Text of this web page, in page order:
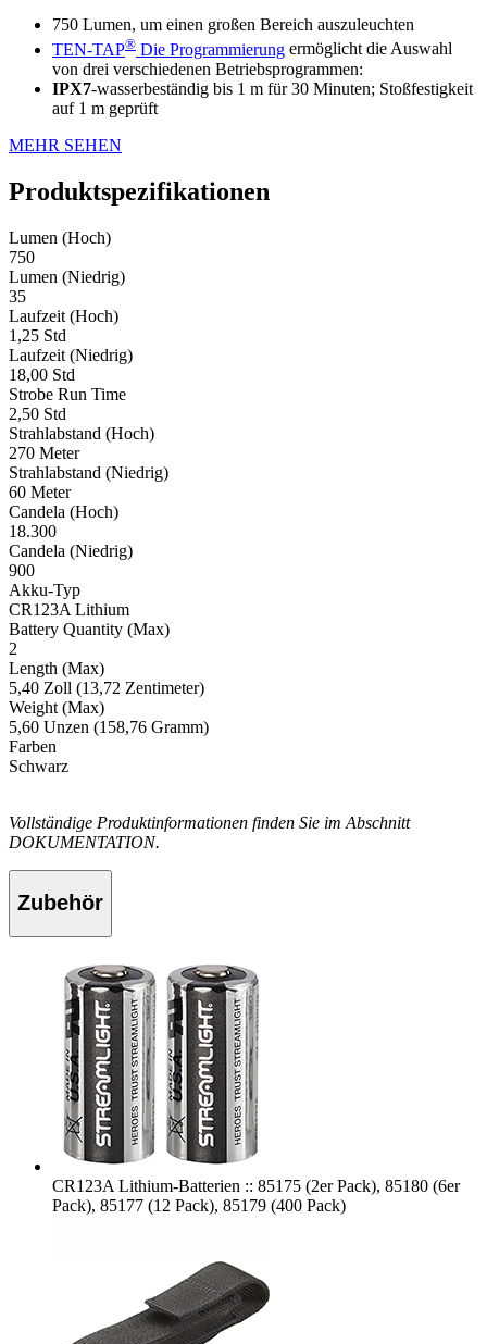
750 Lumen, um einen großen Bereich auszuleuchten
TEN-TAP® Die Programmierung ermöglicht die Auswahl
von drei verschiedenen Betriebsprogrammen:
IPX7-wasserbeständig bis 1 m für 30 Minuten; Stoßfestigkeit
auf 1 m geprüft
MEHR SEHEN
Produktspezifikationen
Lumen (Hoch)
750
Lumen (Niedrig)
35
Laufzeit (Hoch)
1,25 Std
Laufzeit (Niedrig)
18,00 Std
Strobe Run Time
2,50 Std
Strahlabstand (Hoch)
270 Meter
Strahlabstand (Niedrig)
60 Meter
Candela (Hoch)
18.300
Candela (Niedrig)
900
Akku-Typ
CR123A Lithium
Battery Quantity (Max)
2
Length (Max)
5,40 Zoll (13,72 Zentimeter)
Weight (Max)
5,60 Unzen (158,76 Gramm)
Farben
Schwarz
Vollständige Produktinformationen finden Sie im Abschnitt
DOKUMENTATION.
Zubehör
CR123A Lithium-Batterien :: 85175 (2er Pack), 85180 (6er
Pack), 85177 (12 Pack), 85179 (400 Pack)